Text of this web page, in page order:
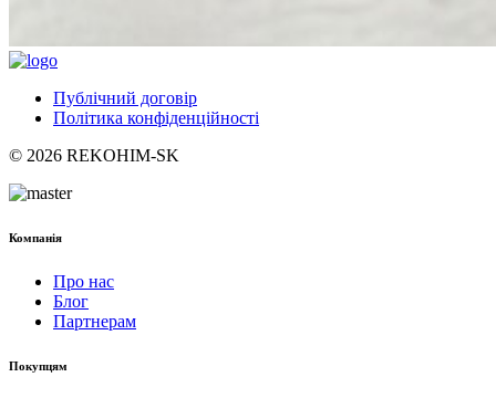
Публічний договір
Політика конфіденційності
© 2026 REKOHIM-SK
Компанія
Про нас
Блог
Партнерам
Покупцям